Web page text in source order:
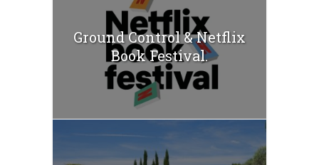
Ground Control & Netflix
Book Festival.